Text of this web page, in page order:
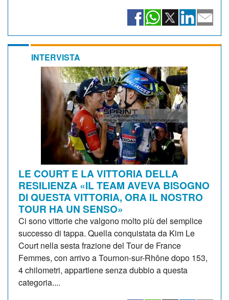
INTERVISTA
LE COURT E LA VITTORIA DELLA
RESILIENZA «IL TEAM AVEVA BISOGNO
DI QUESTA VITTORIA, ORA IL NOSTRO
TOUR HA UN SENSO»
Ci sono vittorie che valgono molto più del semplice
successo di tappa. Quella conquistata da Kim Le
Court nella sesta frazione del Tour de France
Femmes, con arrivo a Tournon-sur-Rhône dopo 153,
4 chilometri, appartiene senza dubbio a questa
categoria....